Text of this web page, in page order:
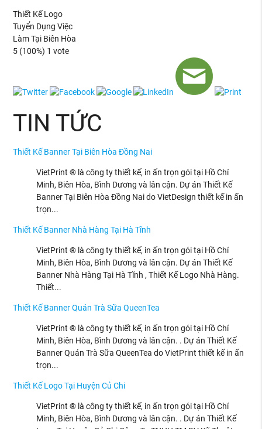
Thiết Kế Logo
Tuyển Dụng Việc
Làm Tại Biên Hòa
5 (100%) 1 vote
TIN TỨC
Thiết Kế Banner Tại Biên Hòa Đồng Nai
VietPrint ® là công ty thiết kế, in ấn trọn gói tại Hồ Chí
Minh, Biên Hòa, Bình Dương và lân cận. Dự án Thiết Kế
Banner Tại Biên Hòa Đồng Nai do VietDesign thiết kế in ấn
trọn...
Thiết Kế Banner Nhà Hàng Tại Hà Tĩnh
VietPrint ® là công ty thiết kế, in ấn trọn gói tại Hồ Chí
Minh, Biên Hòa, Bình Dương và lân cận. Dự án Thiết Kế
Banner Nhà Hàng Tại Hà Tĩnh , Thiết Kế Logo Nhà Hàng.
Thiết...
Thiết Kế Banner Quán Trà Sữa QueenTea
VietPrint ® là công ty thiết kế, in ấn trọn gói tại Hồ Chí
Minh, Biên Hòa, Bình Dương và lân cận. . Dự án Thiết Kế
Banner Quán Trà Sữa QueenTea do VietPrint thiết kế in ấn
trọn...
Thiết Kế Logo Tại Huyện Củ Chi
VietPrint ® là công ty thiết kế, in ấn trọn gói tại Hồ Chí
Minh, Biên Hòa, Bình Dương và lân cận. . Dự án Thiết Kế